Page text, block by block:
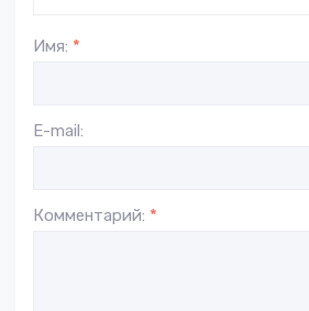
Имя: *
E-mail:
Комментарий: *